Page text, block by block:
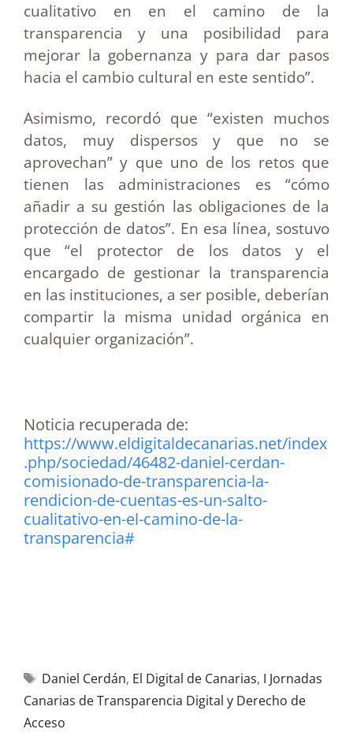
cualitativo en en el camino de la
transparencia y una posibilidad para
mejorar la gobernanza y para dar pasos
hacia el cambio cultural en este sentido”.
Asimismo, recordó que “existen muchos
datos, muy dispersos y que no se
aprovechan” y que uno de los retos que
tienen las administraciones es “cómo
añadir a su gestión las obligaciones de la
protección de datos”. En esa línea, sostuvo
que “el protector de los datos y el
encargado de gestionar la transparencia
en las instituciones, a ser posible, deberían
compartir la misma unidad orgánica en
cualquier organización”.
Noticia recuperada de:
https://www.eldigitaldecanarias.net/index
.php/sociedad/46482-daniel-cerdan-
comisionado-de-transparencia-la-
rendicion-de-cuentas-es-un-salto-
cualitativo-en-el-camino-de-la-
transparencia#
Daniel Cerdán, El Digital de Canarias, I Jornadas
Canarias de Transparencia Digital y Derecho de
Acceso